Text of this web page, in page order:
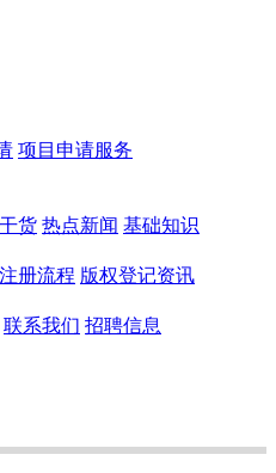
项目申请服务
货 热点新闻 基础知识
册流程 版权登记资讯
联系我们 招聘信息